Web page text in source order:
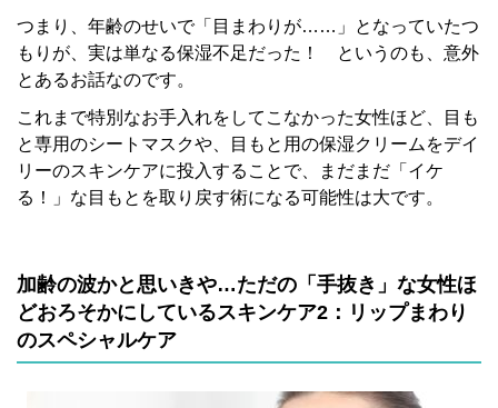
つまり、年齢のせいで「目まわりが……」となっていたつ
もりが、実は単なる保湿不足だった！ というのも、意外
とあるお話なのです。
これまで特別なお手入れをしてこなかった女性ほど、目も
と専用のシートマスクや、目もと用の保湿クリームをデイ
リーのスキンケアに投入することで、まだまだ「イケ
る！」な目もとを取り戻す術になる可能性は大です。
加齢の波かと思いきや…ただの「手抜き」な女性ほ
どおろそかにしているスキンケア2：リップまわり
のスペシャルケア